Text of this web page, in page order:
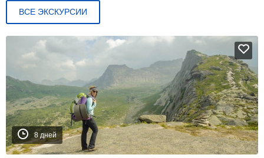
ВСЕ ЭКСКУРСИИ
8 дней